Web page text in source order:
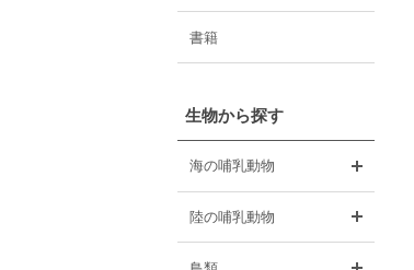
書籍
生物から探す
海の哺乳動物
陸の哺乳動物